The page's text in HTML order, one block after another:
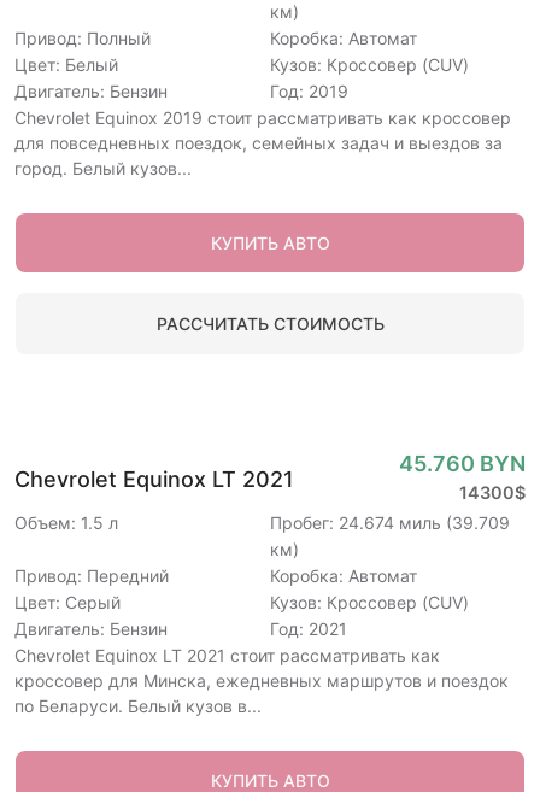
км)
Привод: Полный
Коробка: Автомат
Цвет: Белый
Кузов: Кроссовер (CUV)
Двигатель: Бензин
Год: 2019
Chevrolet Equinox 2019 стоит рассматривать как кроссовер
для повседневных поездок, семейных задач и выездов за
город. Белый кузов...
КУПИТЬ АВТО
РАССЧИТАТЬ СТОИМОСТЬ
Chevrolet Equinox LT 2021
45.760 BYN
14300$
Объем: 1.5 л
Пробег: 24.674 миль (39.709
км)
Привод: Передний
Коробка: Автомат
Цвет: Серый
Кузов: Кроссовер (CUV)
Двигатель: Бензин
Год: 2021
Chevrolet Equinox LT 2021 стоит рассматривать как
кроссовер для Минска, ежедневных маршрутов и поездок
по Беларуси. Белый кузов в...
КУПИТЬ АВТО